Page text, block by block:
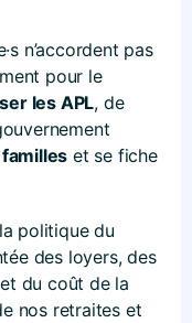
n’accordent pas
pour le
les APL, de
et se fiche
politique du
des loyers, des
du coût de la
nos retraites et